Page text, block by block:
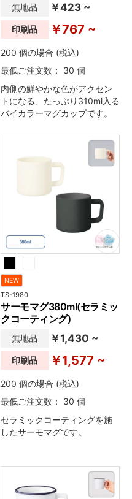
無地品 ￥423 ~
印刷品 ￥767 ~
200 個の場合 (税込)
最低ご注文数： 30 個
内側の鮮やかな色がアクセン
トになる、たっぷり310ml入る
バイカラーマグカップです。
NEW
TS-1980
サーモマグ380ml(セラミッ
クコーティング)
無地品 ￥1,430 ~
印刷品 ￥1,577 ~
200 個の場合 (税込)
最低ご注文数： 30 個
セラミックコーティングを施
したサーモマグです。